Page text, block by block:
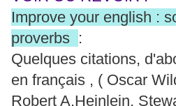
Improve your english :
proverbs :
Quelques citations,
en français , ( Oscar
Robert A.Heinlein,